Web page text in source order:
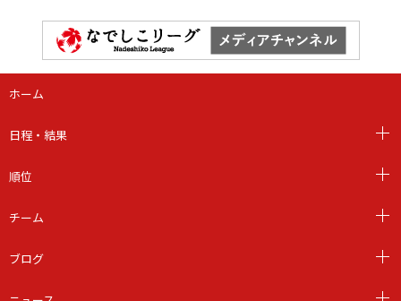
ホーム
日程・結果
順位
チーム
ブログ